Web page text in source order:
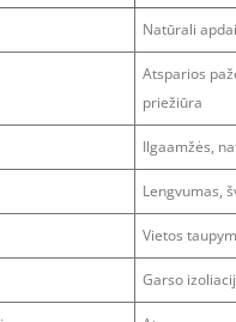
Natūrali
Atsparios
priežiūra
Ilgaamžės,
Lengvumas,
Vietos
Garso